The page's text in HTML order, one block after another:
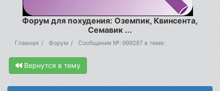
Форум для похудения: Оземпик, Квинсента,
Семавик ...
Главная Форум Сообщение №: 999287 в теме:
Вернутся в тему